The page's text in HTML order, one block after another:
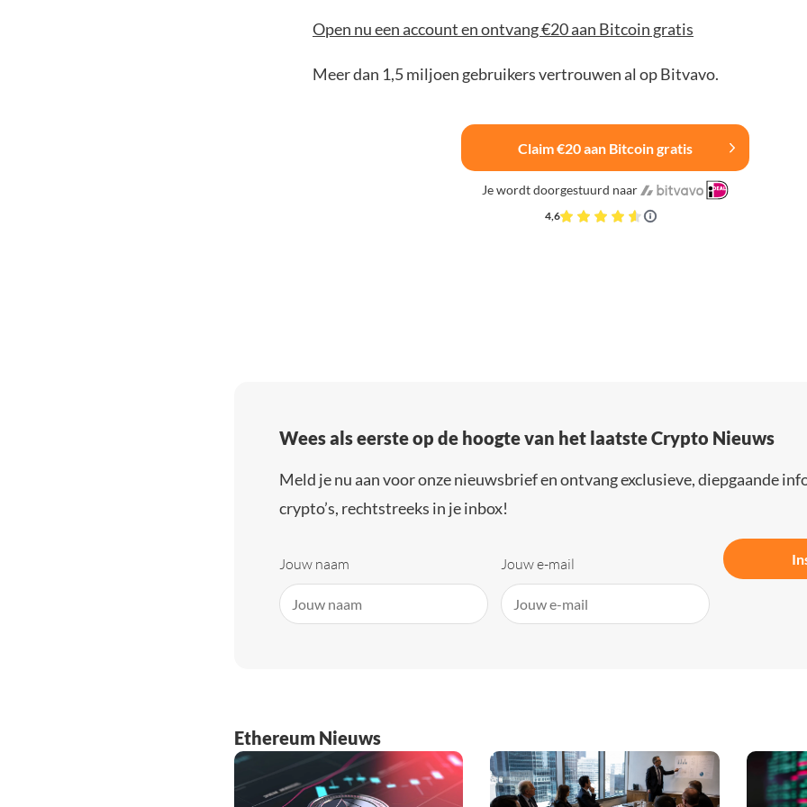
Open nu een account en ontvang €20 aan Bitcoin gratis
Meer dan 1,5 miljoen gebruikers vertrouwen al op Bitvavo.
Claim €20 aan Bitcoin gratis
Je wordt doorgestuurd naar
4,6
Wees als eerste op de hoogte van het laatste Crypto Nieuws
Meld je nu aan voor onze nieuwsbrief en ontvang exclusieve, diepgaande
crypto’s, rechtstreeks in je inbox!
Jouw naam Jouw e-mail
Ethereum Nieuws